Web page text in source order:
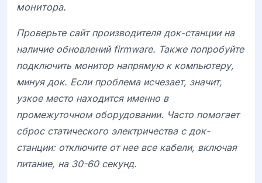
монитора.
Проверьте сайт производителя док-станции на
наличие обновлений firmware. Также попробуйте
подключить монитор напрямую к компьютеру,
минуя док. Если проблема исчезает, значит,
узкое место находится именно в
промежуточном оборудовании. Часто помогает
сброс статического электричества с док-
станции: отключите от нее все кабели, включая
питание, на 30-60 секунд.